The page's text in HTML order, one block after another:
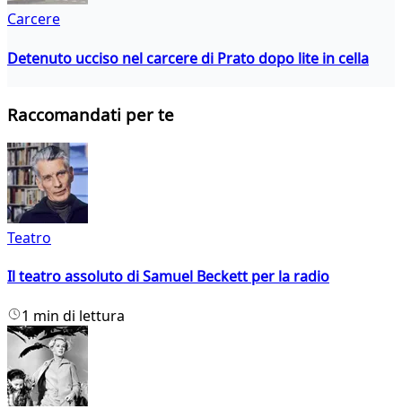
Carcere
Detenuto ucciso nel carcere di Prato dopo lite in cella
Raccomandati per te
Teatro
Il teatro assoluto di Samuel Beckett per la radio
1 min di lettura